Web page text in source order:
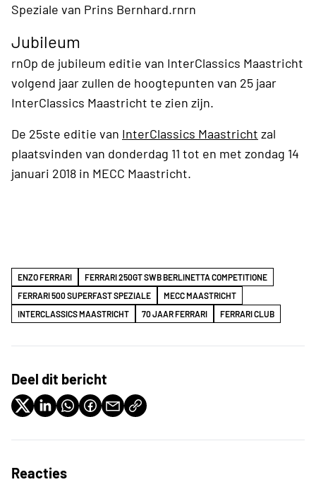
Speziale van Prins Bernhard.rnrn
Jubileum
rnOp de jubileum editie van InterClassics Maastricht
volgend jaar zullen de hoogtepunten van 25 jaar
InterClassics Maastricht te zien zijn.
De 25ste editie van InterClassics Maastricht zal
plaatsvinden van donderdag 11 tot en met zondag 14
januari 2018 in MECC Maastricht.
ENZO FERRARI
FERRARI 250GT SWB BERLINETTA COMPETITIONE
FERRARI 500 SUPERFAST SPEZIALE
MECC MAASTRICHT
INTERCLASSICS MAASTRICHT
70 JAAR FERRARI FERRARI CLUB
Deel dit bericht
Reacties